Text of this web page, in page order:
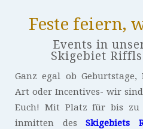
Feste feiern,
Events in
Skigebiet
Ganz egal ob
Art oder Incentives- wir
Euch! Mit Platz für bis zu
inmitten des Skigebiets